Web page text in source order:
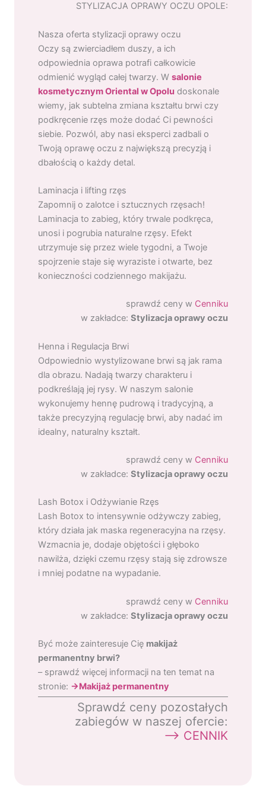
STYLIZACJA OPRAWY OCZU OPOLE:
Nasza oferta stylizacji oprawy oczu
Oczy są zwierciadłem duszy, a ich
odpowiednia oprawa potrafi całkowicie
odmienić wygląd całej twarzy. W salonie
kosmetycznym Oriental w Opolu doskonale
wiemy, jak subtelna zmiana kształtu brwi czy
podkręcenie rzęs może dodać Ci pewności
siebie. Pozwól, aby nasi eksperci zadbali o
Twoją oprawę oczu z największą precyzją i
dbałością o każdy detal.
Laminacja i lifting rzęs
Zapomnij o zalotce i sztucznych rzęsach!
Laminacja to zabieg, który trwale podkręca,
unosi i pogrubia naturalne rzęsy. Efekt
utrzymuje się przez wiele tygodni, a Twoje
spojrzenie staje się wyraziste i otwarte, bez
konieczności codziennego makijażu.
sprawdź ceny w Cenniku
w zakładce: Stylizacja oprawy oczu
Henna i Regulacja Brwi
Odpowiednio wystylizowane brwi są jak rama
dla obrazu. Nadają twarzy charakteru i
podkreślają jej rysy. W naszym salonie
wykonujemy hennę pudrową i tradycyjną, a
także precyzyjną regulację brwi, aby nadać im
idealny, naturalny kształt.
sprawdź ceny w Cenniku
w zakładce: Stylizacja oprawy oczu
Lash Botox i Odżywianie Rzęs
Lash Botox to intensywnie odżywczy zabieg,
który działa jak maska regeneracyjna na rzęsy.
Wzmacnia je, dodaje objętości i głęboko
nawilża, dzięki czemu rzęsy stają się zdrowsze
i mniej podatne na wypadanie.
sprawdź ceny w Cenniku
w zakładce: Stylizacja oprawy oczu
Być może zainteresuje Cię makijaż
permanentny brwi?
– sprawdź więcej informacji na ten temat na
stronie: ->Makijaż permanentny
Sprawdź ceny pozostałych
zabiegów w naszej ofercie:
–> CENNIK